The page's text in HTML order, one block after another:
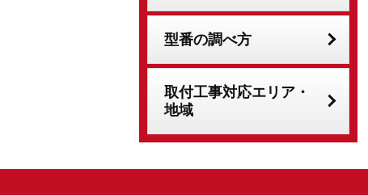
型番の調べ方
取付工事対応エリア・
地域